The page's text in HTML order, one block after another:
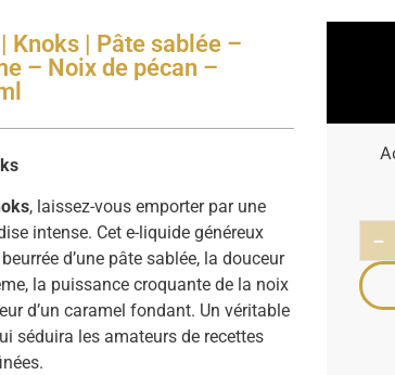
Knoks | Pâte sablée –
– Noix de pécan –
, laissez-vous emporter par une
intense. Cet e-liquide généreux
d’une pâte sablée, la douceur
la puissance croquante de la noix
d’un caramel fondant. Un véritable
séduira les amateurs de recettes
−